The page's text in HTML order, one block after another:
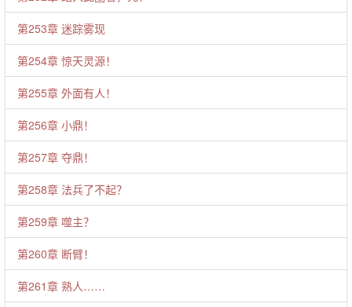
第253章 迷踪雾现
第254章 惊天灵源！
第255章 外面有人！
第256章 小鼎！
第257章 夺鼎！
第258章 法兵了不起？
第259章 噬主？
第260章 断臂！
第261章 熟人……